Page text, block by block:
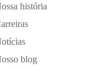
história
blog